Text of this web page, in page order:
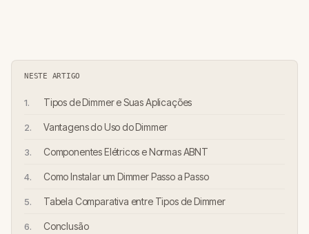
NESTE ARTIGO
Tipos de Dimmer e Suas Aplicações
Vantagens do Uso do Dimmer
Componentes Elétricos e Normas ABNT
Como Instalar um Dimmer Passo a Passo
Tabela Comparativa entre Tipos de Dimmer
Conclusão